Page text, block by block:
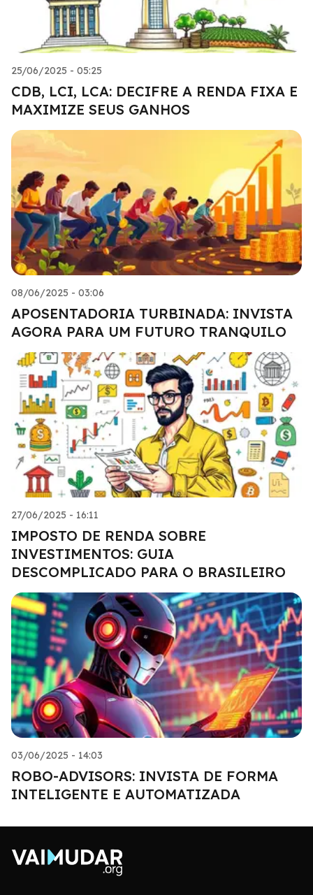
25/06/2025 - 05:25
CDB, LCI, LCA: DECIFRE A RENDA FIXA E
MAXIMIZE SEUS GANHOS
08/06/2025 - 03:06
APOSENTADORIA TURBINADA: INVISTA
AGORA PARA UM FUTURO TRANQUILO
27/06/2025 - 16:11
IMPOSTO DE RENDA SOBRE
INVESTIMENTOS: GUIA
DESCOMPLICADO PARA O BRASILEIRO
03/06/2025 - 14:03
ROBO-ADVISORS: INVISTA DE FORMA
INTELIGENTE E AUTOMATIZADA